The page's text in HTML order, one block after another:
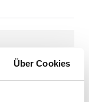
Über Cookies